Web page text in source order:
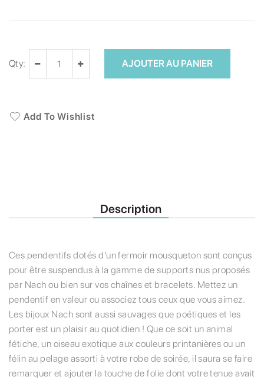
Qty: AJOUTER AU PANIER
Add To Wishlist
Description
Ces pendentifs dotés d'un fermoir mousqueton sont conçus
pour être suspendus à la gamme de supports nus proposés
par Nach ou bien sur vos chaînes et bracelets. Mettez un
pendentif en valeur ou associez tous ceux que vous aimez.
Les bijoux Nach sont aussi sauvages que poétiques et les
porter est un plaisir au quotidien ! Que ce soit un animal
fétiche, un oiseau exotique aux couleurs printanières ou un
félin au pelage assorti à votre robe de soirée, il saura se faire
remarquer et ajouter la touche de folie dont votre tenue avait